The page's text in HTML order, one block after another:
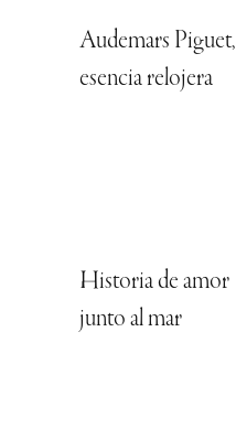
Audemars Piguet,
esencia relojera
Historia de amor
junto al mar